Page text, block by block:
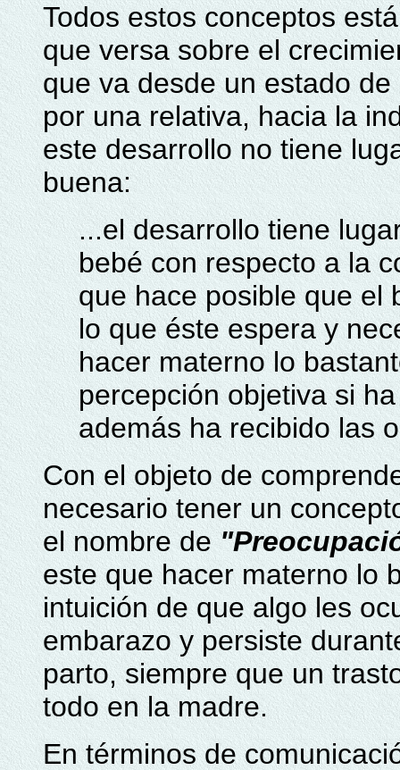
Todos estos conceptos
que versa sobre el
que va desde un estado
por una relativa, hacia la
este desarrollo no tiene
buena:
...el desarrollo tiene
bebé con respecto a la
que hace posible que el
lo que éste espera y
hacer materno lo
percepción objetiva si
además ha recibido las
Con el objeto de
necesario tener un
el nombre de
este que hacer materno lo
intuición de que algo les
embarazo y persiste
parto, siempre que un
todo en la madre.
En términos de